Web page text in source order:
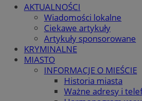
AKTUALNOŚCI
Wiadomości lokalne
Ciekawe artykuły
Artykuły sponsorowane
KRYMINALNE
MIASTO
INFORMACJE O MIEŚCIE
Historia miasta
Ważne adresy i